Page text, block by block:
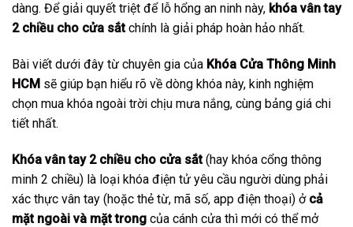
dàng. Để giải quyết triệt để lỗ hổng an ninh này, khóa vân tay
2 chiều cho cửa sắtchính là giải pháp hoàn hảo nhất.
Bài viết dưới đây từ chuyên gia của Khóa Cửa Thông Minh
HCM sẽ giúp bạn hiểu rõ về dòng khóa này, kinh nghiệm
chọn mua khóa ngoài trời chịu mưa nắng, cùng bảng giá chi
tiết nhất.
Khóa vân tay 2 chiều cho cửa sắt(hay khóa cổng thông
minh 2 chiều) là loại khóa điện tử yêu cầu người dùng phải
xác thực vân tay (hoặc thẻ từ, mã số, app điện thoại) ở cả
mặt ngoài và mặt trong của cánh cửa thì mới có thể mở